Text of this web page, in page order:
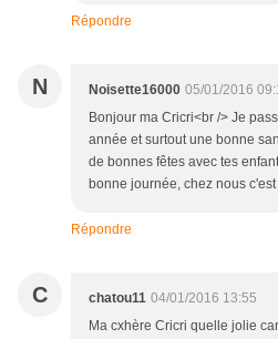
Répondre
N Noisette16000 05/01/2016
Bonjour ma Cricri<br /> Je
année et surtout une bonne
de bonnes fêtes avec tes
bonne journée, chez nous
Répondre
C chatou11 04/01/2016 13:55
Ma cxhère Cricri quelle jolie